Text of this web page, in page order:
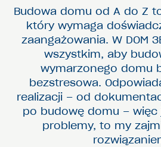
Budowa domu od A do Z
który wymaga
zaangażowania. W DOM
wszystkim, aby
wymarzonego domu
bezstresowa.
realizacji – od
po budowę domu – więc
problemy, to my